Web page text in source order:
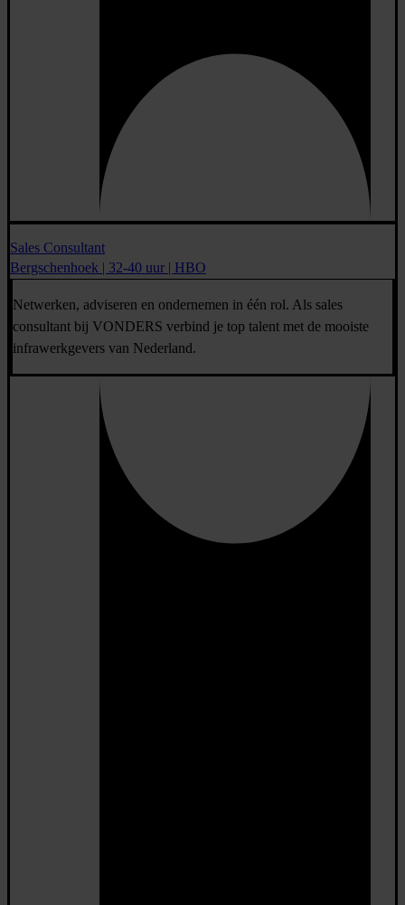
Sales Consultant
Bergschenhoek | 32-40 uur | HBO
Netwerken, adviseren en ondernemen in één rol. Als sales
consultant bij VONDERS verbind je top talent met de mooiste
infrawerkgevers van Nederland.